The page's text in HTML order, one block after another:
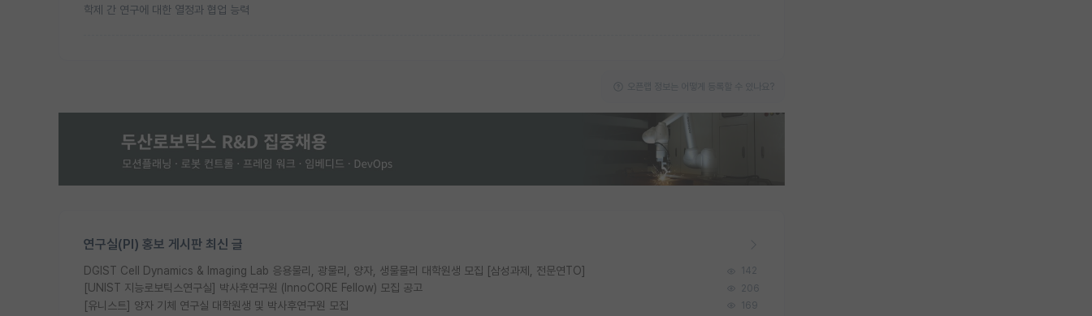
학제 간 연구에 대한 열정과 협업 능력
오픈랩 정보는 어떻게 등록할 수 있나요?
연구실(PI) 홍보 게시판 최신 글
DGIST Cell Dynamics & Imaging Lab 응용물리, 광물리, 양자, 생물물리 대학원생 모집 [삼성과제, 전문연TO] 142
[UNIST 지능로보틱스연구실] 박사후연구원 (InnoCORE Fellow) 모집 공고 206
[유니스트] 양자 기체 연구실 대학원생 및 박사후연구원 모집 169